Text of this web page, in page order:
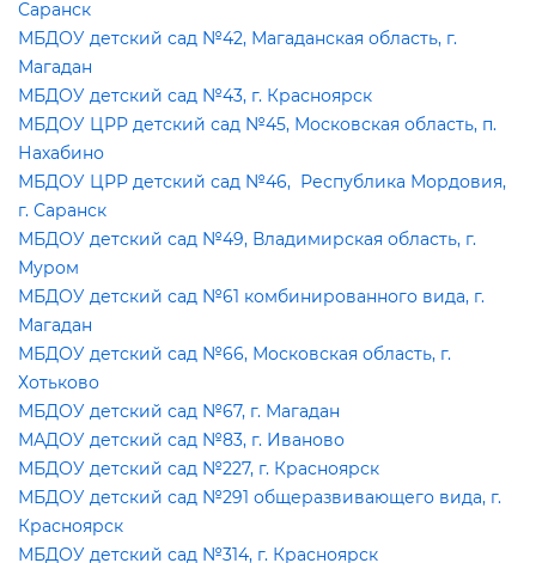
Саранск
МБДОУ детский сад №42, Магаданская область, г.
Магадан
МБДОУ детский сад №43, г. Красноярск
МБДОУ ЦРР детский сад №45, Московская область, п.
Нахабино
МБДОУ ЦРР детский сад №46, Республика Мордовия,
. Саранск
МБДОУ детский сад №49, Владимирская область, г.
Муром
МБДОУ детский сад №61 комбинированного вида, г.
Магадан
МБДОУ детский сад №66, Московская область, г.
Хотьково
МБДОУ детский сад №67, г. Магадан
МАДОУ детский сад №83, г. Иваново
МБДОУ детский сад №227, г. Красноярск
МБДОУ детский сад №291 общеразвивающего вида, г.
Красноярск
МБДОУ детский сад №314, г. Красноярск